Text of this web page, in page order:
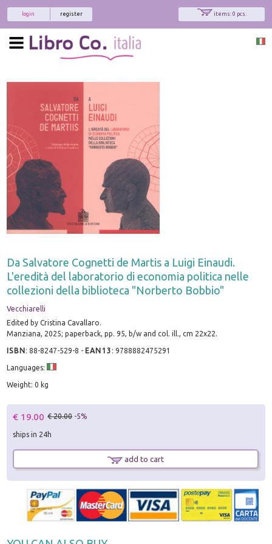
items: 0 pcs.
register
login
Da Salvatore Cognetti de Martis a Luigi Einaudi.
L'eredità del laboratorio di economia politica nelle
collezioni della biblioteca "Norberto Bobbio"
Vecchiarelli
Edited by Cristina Cavallaro.
Manziana, 2025; paperback, pp. 95, b/w and col. ill., cm 22x22.
ISBN:88-8247-529-8 - EAN13 :9788882475291
Languages:
Weight: 0 kg
€ 19.00 € 20.00 -5%
ships in 24h
add to cart